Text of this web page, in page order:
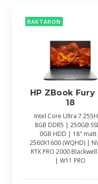
RAKTÁRON
HP ZBook Fury
18
Intel Core Ultra 7
8GB DDR5 | 250GB
0GB HDD | 18" matt
2560X1600 (WQHD) |
RTX PRO 2000
| W11 PRO